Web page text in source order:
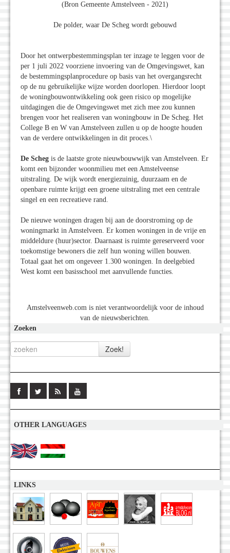
(Bron Gemeente Amstelveen - 2021)
De polder, waar De Scheg wordt gebouwd
Door het ontwerpbestemmingsplan ter inzage te leggen voor de
per 1 juli 2022 voorziene invoering van de Omgevingswet, kan
de bestemmingsplanprocedure op basis van het overgangsrecht
op de nu gebruikelijke wijze worden doorlopen. Hierdoor loopt
de woningbouwontwikkeling ook geen risico op mogelijke
uitdagingen die de Omgevingswet met zich mee zou kunnen
brengen voor het realiseren van woningbouw in De Scheg. Het
College B en W van Amstelveen zullen u op de hoogte houden
van de verdere ontwikkelingen in dit proces.\
De Scheg is de laatste grote nieuwbouwwijk van Amstelveen. Er
komt een bijzonder woonmilieu met een Amstelveense
uitstraling. De wijk wordt energiezuinig, duurzaam en de
openbare ruimte krijgt een groene uitstraling met een centrale
singel en een recreatieve rand.
De nieuwe woningen dragen bij aan de doorstroming op de
woningmarkt in Amstelveen. Er komen woningen in de vrije en
middeldure (huur)sector. Daarnaast is ruimte gereserveerd voor
toekomstige bewoners die zelf hun woning willen bouwen.
Totaal gaat het om ongeveer 1.300 woningen. In deelgebied
West komt een basisschool met aanvullende functies.
Amstelveenweb.com is niet verantwoordelijk voor de inhoud
van de nieuwsberichten.
Zoeken
OTHER LANGUAGES
LINKS